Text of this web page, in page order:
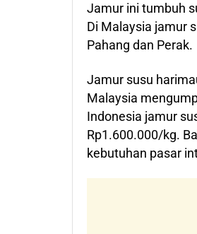
Jamur ini tumbuh
Di Malaysia jamur
Pahang dan Perak.
Jamur susu
Malaysia
Indonesia jamur
Rp1.600.000/kg.
kebutuhan pasar